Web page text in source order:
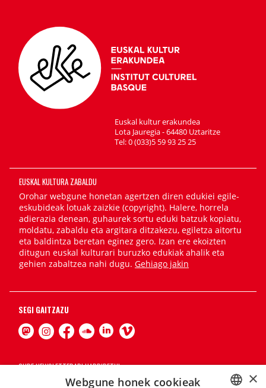
Euskal kultur erakundea
Lota Jauregia - 64480 Uztaritze
Tel: 0 (033)5 59 93 25 25
EUSKAL KULTURA ZABALDU
Orohar webgune honetan agertzen diren edukiei egile-
eskubideak lotuak zaizkie (copyright). Halere, horrela
adierazia denean, guhaurek sortu eduki batzuk kopiatu,
moldatu, zabaldu eta argitara ditzakezu, egiletza aitortu
eta baldintza beretan eginez gero. Izan ere ekoizten
ditugun euskal kulturari buruzko edukiak ahalik eta
gehien zabaltzea nahi dugu. Gehiago jakin
SEGI GAITZAZU
GURE NEWSLETTERARI HARPIDETU!
×
Webgune honek cookieak